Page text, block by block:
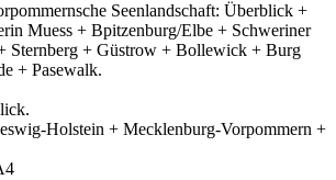
Seenlandschaft: Überblick +
Muess + Bpitzenburg/Elbe + Schweriner
Sternberg + Güstrow + Bollewick + Burg
+ Pasewalk.
Holstein + Mecklenburg-Vorpommern +